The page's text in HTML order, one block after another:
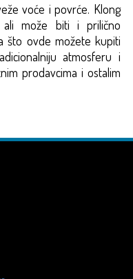
voće i povrće. Klong
ali može biti i prilično
što ovde možete kupiti
atmosferu i
prodavcima i ostalim